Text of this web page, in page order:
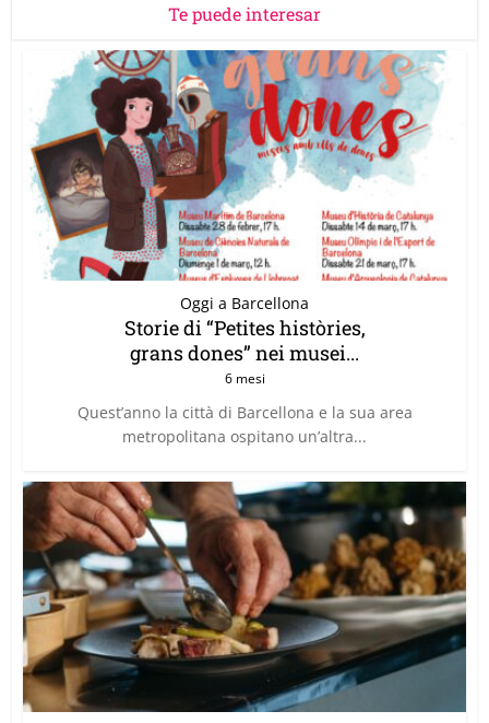
Te puede interesar
Oggi a Barcellona
Storie di “Petites històries,
grans dones” nei musei...
6 mesi
Quest’anno la città di Barcellona e la sua area
metropolitana ospitano un’altra...